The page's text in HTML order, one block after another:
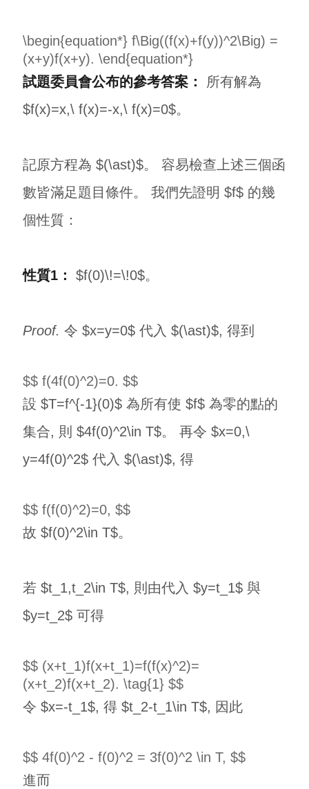
\begin{equation*} f\Big((f(x)+f(y))^2\Big) =
(x+y)f(x+y). \end{equation*}
試題委員會公布的參考答案：
所有解為
$f(x)=x,\ f(x)=-x,\ f(x)=0$。
記原方程為 $(\ast)$。 容易檢查上述三個函
數皆滿足題目條件。 我們先證明 $f$ 的幾
個性質：
性質1： $f(0)\!=\!0$。
Proof. 令 $x=y=0$ 代入 $(\ast)$, 得到
$$ f(4f(0)^2)=0. $$
設 $T=f^{-1}(0)$ 為所有使 $f$ 為零的點的
集合, 則 $4f(0)^2\in T$。 再令 $x=0,\
y=4f(0)^2$ 代入 $(\ast)$, 得
$$ f(f(0)^2)=0, $$
故 $f(0)^2\in T$。
若 $t_1,t_2\in T$, 則由代入 $y=t_1$ 與
$y=t_2$ 可得
$$ (x+t_1)f(x+t_1)=f(f(x)^2)=
(x+t_2)f(x+t_2). \tag{1} $$
令 $x=-t_1$, 得 $t_2-t_1\in T$, 因此
$$ 4f(0)^2 - f(0)^2 = 3f(0)^2 \in T, $$
進而